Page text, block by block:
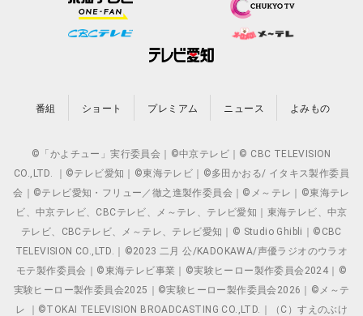
番組 ショート プレミアム ニュース よみもの
©「かよチュー」実行委員会｜©中京テレビ｜© CBC TELEVISION
CO.,LTD. ｜©テレビ愛知｜©東海テレビ｜©多田かおる/ イタキス製作委員
会｜©テレビ愛知・フリュー／徹之進製作委員会｜©メ～テレ｜©東海テレ
ビ、中京テレビ、CBCテレビ、メ～テレ、テレビ愛知｜東海テレビ、中京
テレビ、CBCテレビ、メ～テレ、テレビ愛知｜© Studio Ghibli｜©CBC
TELEVISION CO.,LTD.｜©2023 二月 公/KADOKAWA/声優ラジオのウラオ
モテ製作委員会｜©東海テレビ事業｜©実験ヒーロー製作委員会2024｜©
実験ヒーロー製作委員会2025｜©実験ヒーロー製作委員会2026｜©メ～テ
レ ｜©TOKAI TELEVISION BROADCASTING CO.,LTD.｜（C）すえのぶけ